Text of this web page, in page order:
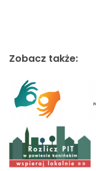
Zobacz także: